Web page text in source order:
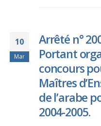
10
Mar
Arrêté n°
Portant
concours
Maîtres
de l’arabe
2004-2005.